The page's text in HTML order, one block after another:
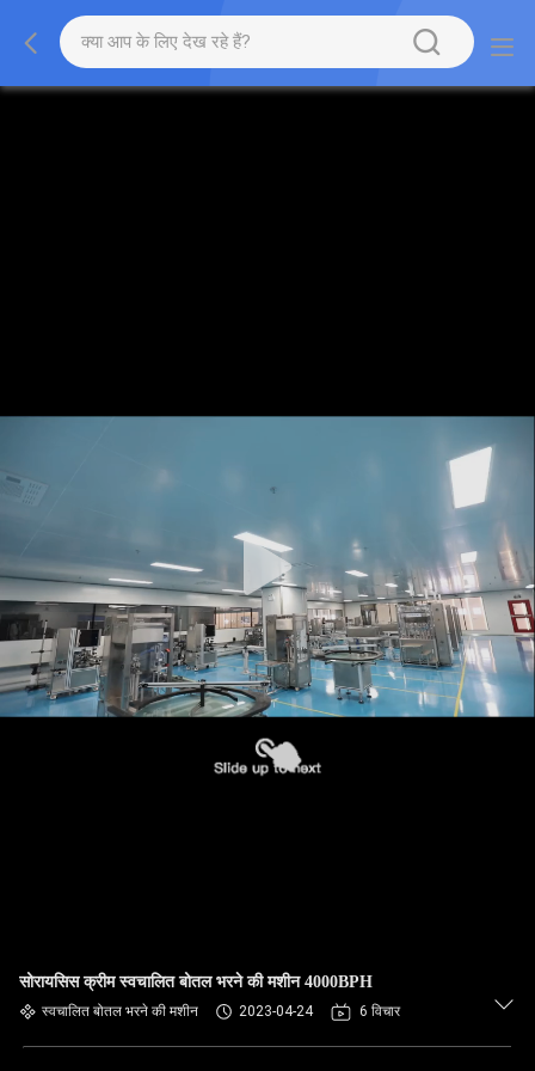
सोरायसिस क्रीम स्वचालित बोतल भरने की मशीन 4000BPH
स्वचालित बोतल भरने की मशीन 2023-04-24 6 विचार